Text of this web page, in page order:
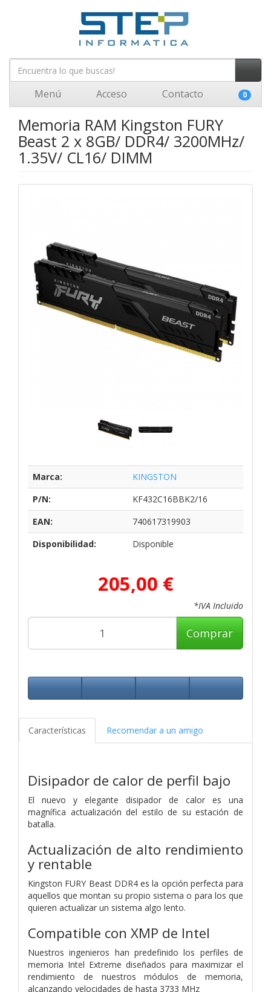
Menú Acceso Contacto 0
Memoria RAM Kingston FURY
Beast 2 x 8GB/ DDR4/ 3200MHz/
1.35V/ CL16/ DIMM
Marca:
KINGSTON
P/N:
KF432C16BBK2/16
EAN:
740617319903
Disponibilidad:
Disponible
205,00 €
*IVA Incluido
Comprar
Características Recomendar a un amigo
Disipador de calor de perfil bajo
El nuevo y elegante disipador de calor es una
magnífica actualización del estilo de su estación de
batalla.
Actualización de alto rendimiento
y rentable
Kingston FURY Beast DDR4 es la opción perfecta para
aquellos que montan su propio sistema o para los que
quieren actualizar un sistema algo lento.
Compatible con XMP de Intel
Nuestros ingenieros han predefinido los perfiles de
memoria Intel Extreme diseñados para maximizar el
rendimiento de nuestros módulos de memoria,
alcanzando velocidades de hasta 3733 MHz